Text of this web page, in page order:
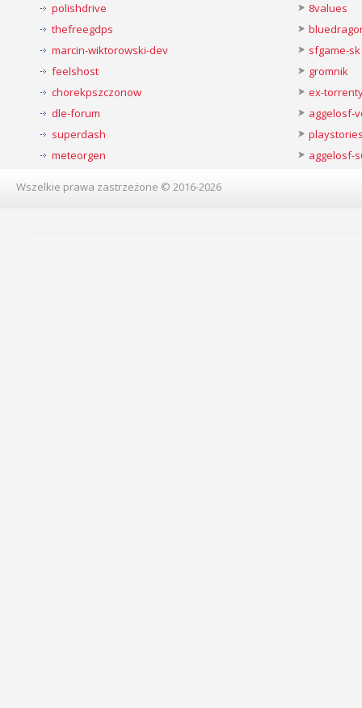
polishdrive
thefreegdps
marcin-wiktorowski-dev
feelshost
chorekpszczonow
dle-forum
superdash
meteorgen
8values
sfgame-sk
gromnik
ex-
aggelosf-
aggelosf-
Wszelkie prawa zastrzeżone © 2016-2026